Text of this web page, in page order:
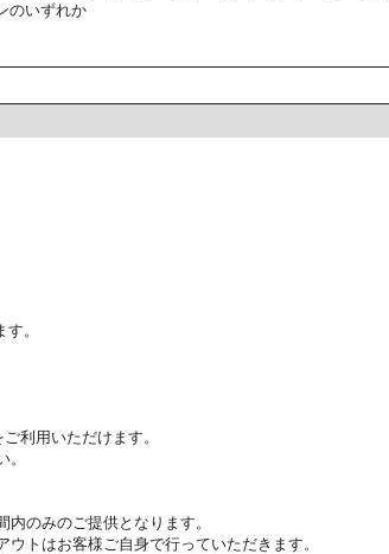
のいずれか
。
利用いただけます。
のみのご提供となります。
トはお客様ご自身で行っていただきます。